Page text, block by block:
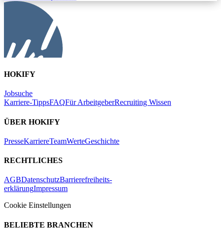
HOKIFY
Jobsuche
Karriere-TippsFAQFür ArbeitgeberRecruiting Wissen
ÜBER HOKIFY
PresseKarriereTeamWerteGeschichte
RECHTLICHES
AGBDatenschutzBarrierefreiheits-
erklärungImpressum
Cookie Einstellungen
BELIEBTE BRANCHEN